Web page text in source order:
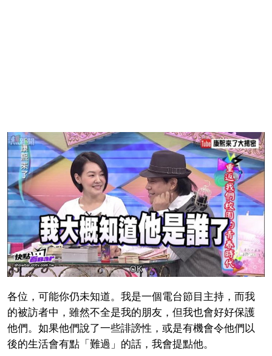
各位，可能你仍未知道。我是一個電台節目主持，而我
的被訪者中，雖然不全是我的朋友，但我也會好好保護
他們。如果他們說了一些誹謗性，或是有機會令他們以
後的生活會有點「難過」的話，我會提點他。